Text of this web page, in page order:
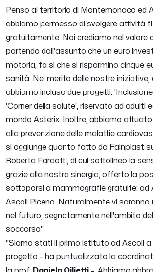
Penso al territorio di Montemonaco ed
abbiamo permesso di svolgere attività
gratuitamente. Noi crediamo nel valore
partendo dall'assunto che un euro
motoria, fa sì che si risparmino cinque
sanità. Nel merito delle nostre iniziative,
abbiamo incluso due progetti:
'Corner della salute', riservato ad adulti
mondo Asterix. Inoltre, abbiamo
alla prevenzione delle malattie
si aggiunge quanto fatto da Fainplast
Roberta Faraotti, di cui sottolineo la
grazie alla nostra sinergia, offerto la
sottoporsi a mammografie gratuite: ad
Ascoli Piceno. Naturalmente vi saranno
nel futuro, segnatamente nell'ambito
soccorso".
"Siamo stati il primo istituto ad Ascoli
progetto - ha puntualizzato la